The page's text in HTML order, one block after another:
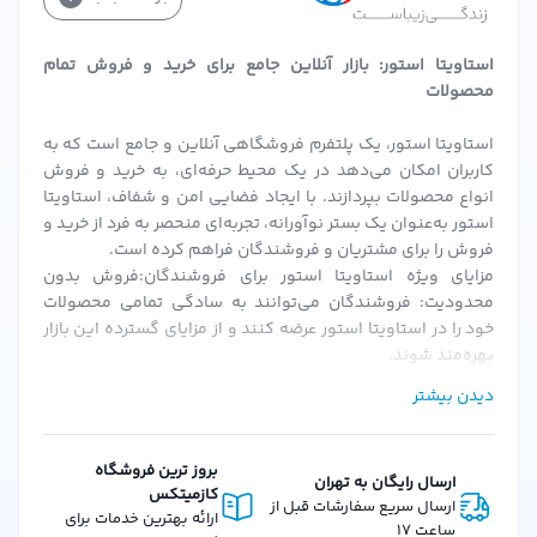
باکیفیت هستند. همچنین، قیمت این محصول در مقایسه با
برندهای مشابه خارجی بسیار مقرون‌به‌صرفه است.
خرید آسان و سریع از استاویتا استور
برای خریددئودورانت رولی مردانه آیسی ویو 50 میل مای
،
کافیست بهوبسایت استاویتا استورمراجعه کنید. این فروشگاه
معتبر، با ارائه محصولات اصل و با کیفیت، همراه با خدمات پس
از فروش عالی، بهترین گزینه برای خرید اینترنتی است.
همچنین، امکان ارسال سریع به سراسر ایران و پرداخت امن در
محل را فراهم کرده‌است.
سوالات متداول درباره دئودورانت رولی مردانه آیسی ویو
پوست‌های حساس نیز مناسب می‌باشد.
ماندگاری رایحه این دئودورانت چقدر است؟
استاویتا استور: بازار آنلاین جامع برای خرید و فروش تمام
محصولات
استاویتا استور، یک پلتفرم فروشگاهی آنلاین و جامع است که به
کاربران امکان می‌دهد در یک محیط حرفه‌ای، به خرید و فروش
انواع محصولات بپردازند. با ایجاد فضایی امن و شفاف، استاویتا
استور به‌عنوان یک بستر نوآورانه، تجربه‌ای منحصر به فرد از خرید و
فروش را برای مشتریان و فروشندگان فراهم کرده است.
مزایای ویژه استاویتا استور برای فروشندگان:فروش بدون
محدودیت: فروشندگان می‌توانند به سادگی تمامی محصولات
خود را در استاویتا استور عرضه کنند و از مزایای گسترده این بازار
بهره‌مند شوند.
فروشندگان می‌توانند به سرعت فعالیت خود را آغاز کنند.
کمیسیون‌های منعطف: استاویتا استور با ارائه کمیسیون‌های
قابل تنظیم، شرایطی را فراهم می‌کند که فروشندگان بتوانند به
بهترین نحو از پلتفرم استفاده کنند.
امکانات و ویژگی‌های استاویتا استور برای مشتریان:تنوع گسترده
دیدن بیشتر
ارسال رایگان به تهران
ارسال سریع سفارشات قبل از
ساعت 17
بروز ترین فروشگاه
کازمیتکس
ارائه بهترین خدمات برای